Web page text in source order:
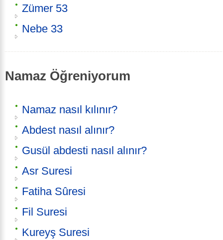
Zümer 53
Nebe 33
Namaz Öğreniyorum
Namaz nasıl kılınır?
Abdest nasıl alınır?
Gusül abdesti nasıl alınır?
Asr Suresi
Fatiha Sûresi
Fil Suresi
Kureyş Suresi